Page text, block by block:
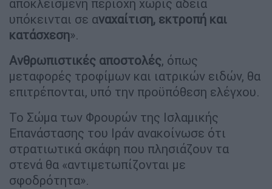
αποκλεισμένη περιοχή χωρίς άδεια
υπόκεινται σε αναχαίτιση, εκτροπή και
κατάσχεση».
Ανθρωπιστικές αποστολές, όπως
μεταφορές τροφίμων και ιατρικών ειδών, θα
επιτρέπονται, υπό την προϋπόθεση ελέγχου.
Το Σώμα των Φρουρών της Ισλαμικής
Επανάστασης του Ιράν ανακοίνωσε ότι
στρατιωτικά σκάφη που πλησιάζουν τα
στενά θα «αντιμετωπίζονται με
σφοδρότητα».